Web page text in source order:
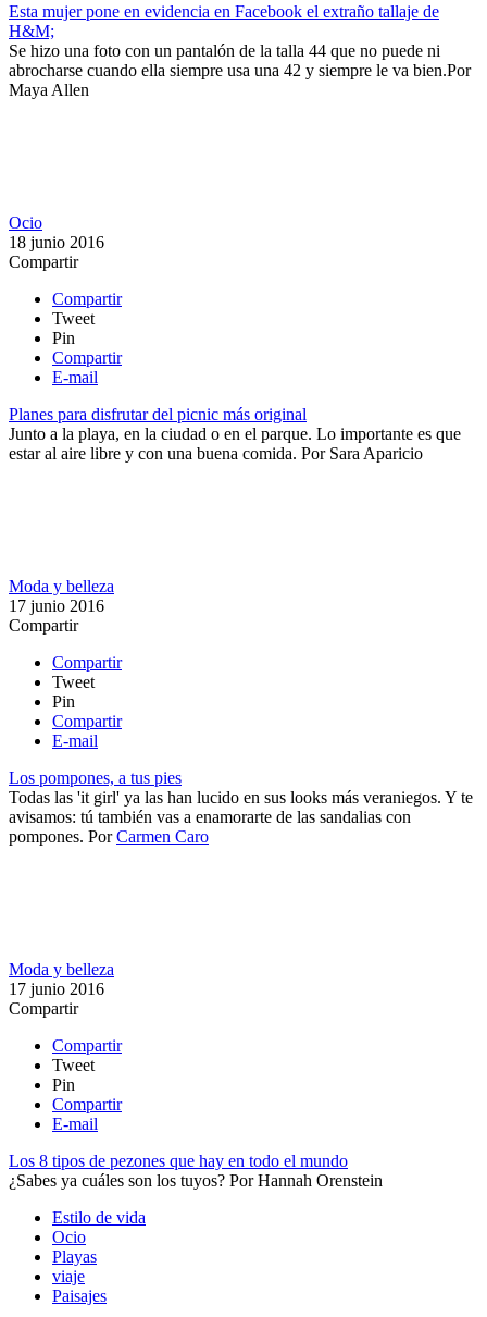
Esta mujer pone en evidencia en Facebook el extraño tallaje de
H&M;
Se hizo una foto con un pantalón de la talla 44 que no puede ni
abrocharse cuando ella siempre usa una 42 y siempre le va bien.​Por
Maya Allen
Ocio
18 junio 2016
Compartir
Compartir
Tweet
Pin
Compartir
E-mail
Planes para disfrutar del picnic más original
Junto a la playa, en la ciudad o en el parque. Lo importante es que
estar al aire libre y con una buena comida. Por Sara Aparicio
Moda y belleza
17 junio 2016
Compartir
Compartir
Tweet
Pin
Compartir
E-mail
Los pompones, a tus pies
Todas las 'it girl' ya las han lucido en sus looks más veraniegos. Y te
avisamos: tú también vas a enamorarte de las sandalias con
pompones. PorCarmen Caro
Moda y belleza
17 junio 2016
Compartir
Compartir
Tweet
Pin
Compartir
E-mail
Los 8 tipos de pezones que hay en todo el mundo
¿Sabes ya cuáles son los tuyos? PorHannah Orenstein
Estilo de vida
Ocio
Playas
viaje
Paisajes